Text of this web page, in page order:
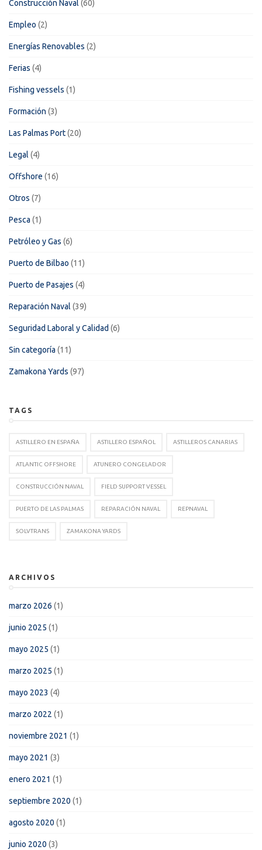
Construcción Naval (60)
Empleo (2)
Energías Renovables (2)
Ferias (4)
Fishing vessels (1)
Formación (3)
Las Palmas Port(20)
Legal (4)
Offshore (16)
Otros (7)
Pesca (1)
Petróleo y Gas (6)
Puerto de Bilbao (11)
Puerto de Pasajes (4)
Reparación Naval (39)
Seguridad Laboral y Calidad (6)
Sin categoría (11)
Zamakona Yards (97)
TAGS
ASTILLERO EN ESPAÑA ASTILLERO ESPAÑOL ASTILLEROS CANARIAS
ATLANTIC OFFSHORE ATUNERO CONGELADOR
CONSTRUCCIÓN NAVAL FIELD SUPPORT VESSEL
PUERTO DE LAS PALMAS REPARACIÓN NAVAL REPNAVAL
SOLVTRANS ZAMAKONA YARDS
ARCHIVOS
marzo 2026 (1)
junio 2025 (1)
mayo 2025 (1)
marzo 2025 (1)
mayo 2023 (4)
marzo 2022 (1)
noviembre 2021 (1)
mayo 2021 (3)
enero 2021 (1)
septiembre 2020 (1)
agosto 2020 (1)
junio 2020 (3)